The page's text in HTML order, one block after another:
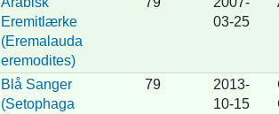
Eremitlærke
(Eremalauda
eremodites)
03-25
Blå Sanger
(Setophaga
79
2013-
10-15